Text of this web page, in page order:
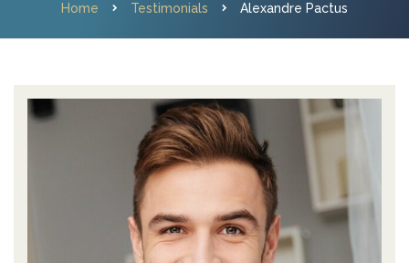
Home Testimonials Alexandre Pactus